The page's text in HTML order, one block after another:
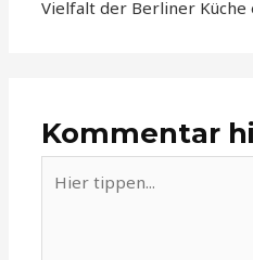
Vielfalt der Berliner Küche
Kommentar
tippen...